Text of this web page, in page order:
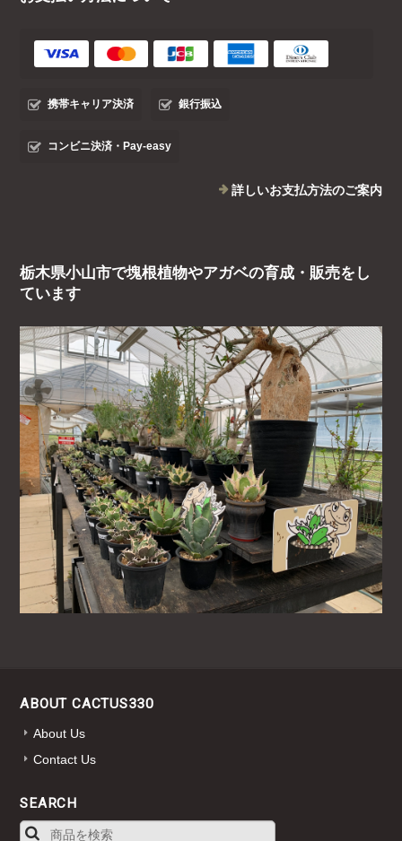
携帯キャリア決済 銀行振込
コンビニ決済・Pay-easy
詳しいお支払方法のご案内
栃木県小山市で塊根植物やアガベの育成・販売をし
ています
ABOUT CACTUS330
About Us
Contact Us
SEARCH